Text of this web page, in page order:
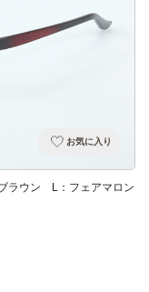
お気に入り
ラウン L：フェアマロン